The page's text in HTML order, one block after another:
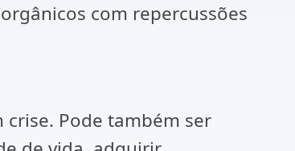
com repercussões
Pode também ser